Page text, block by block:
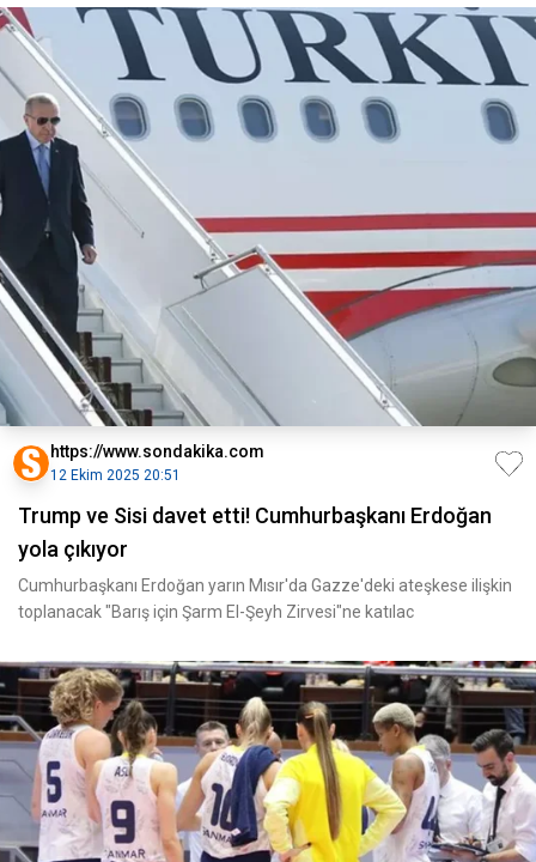
https://www.sondakika.com
12 Ekim 2025 20:51
Trump ve Sisi davet etti! Cumhurbaşkanı Erdoğan
yola çıkıyor
Cumhurbaşkanı Erdoğan yarın Mısır'da Gazze'deki ateşkese ilişkin
toplanacak "Barış için Şarm El-Şeyh Zirvesi"ne katılac